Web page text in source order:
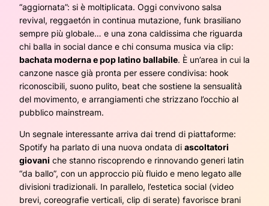
“aggiornata”: si è moltiplicata. Oggi convivono salsa
revival, reggaetón in continua mutazione, funk brasiliano
sempre più globale… e una zona caldissima che riguarda
chi balla in social dance e chi consuma musica via clip:
bachata moderna e pop latino ballabile. È un’area in cui la
canzone nasce già pronta per essere condivisa: hook
riconoscibili, suono pulito, beat che sostiene la sensualità
del movimento, e arrangiamenti che strizzano l’occhio al
pubblico mainstream.
Un segnale interessante arriva dai trend di piattaforme:
Spotify ha parlato di una nuova ondata di ascoltatori
giovani che stanno riscoprendo e rinnovando generi latin
“da ballo”, con un approccio più fluido e meno legato alle
divisioni tradizionali. In parallelo, l’estetica social (video
brevi, coreografie verticali, clip di serate) favorisce brani